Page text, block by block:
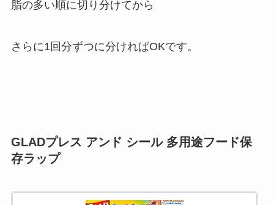
脂の多い順に切り分けてから
さらに1回分ずつに分ければOKです。
GLADプレス アンド シール 多用途フード保
存ラップ